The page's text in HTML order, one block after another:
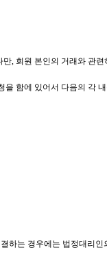
, 회원 본인의 거래와 관
함에 있어서 다음의 각
는 경우에는 법정대리